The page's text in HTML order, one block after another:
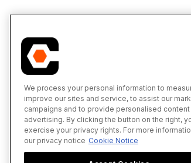
We process your personal information to
improve our sites and service, to assist our
campaigns and to provide personalised content
advertising. By clicking the button on the right,
exercise your privacy rights. For more
our privacy notice Cookie Notice